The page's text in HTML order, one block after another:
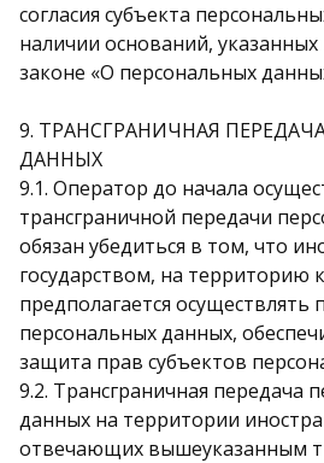
согласия субъекта
наличии оснований,
законе «О персональных
9. ТРАНСГРАНИЧНАЯ
ДАННЫХ
9.1. Оператор до начала
трансграничной передачи
обязан убедиться в том, что
государством, на территорию
предполагается осуществлять
персональных данных,
защита прав субъектов
9.2. Трансграничная передача
данных на территории
отвечающих вышеуказанным